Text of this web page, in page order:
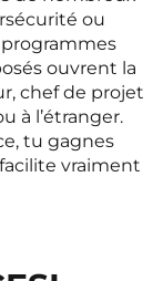
ou
ouvrent la
chef de projet
à l’étranger.
tu gagnes
vraiment